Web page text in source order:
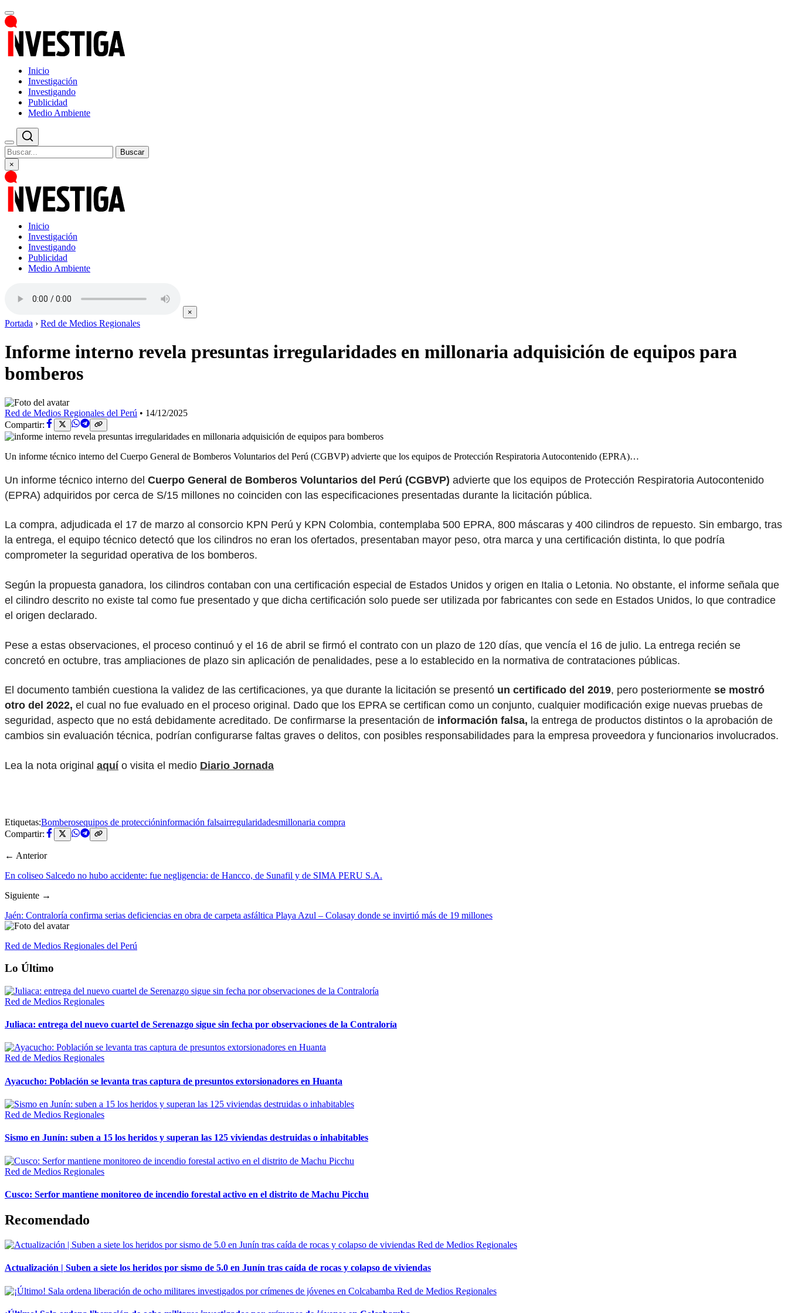
Inicio
Investigación
Investigando
Publicidad
Medio Ambiente
Buscar
×
Inicio
Investigación
Investigando
Publicidad
Medio Ambiente
×
Portada › Red de Medios Regionales
Informe interno revela presuntas irregularidades en millonaria adquisición de equipos para
bomberos
Red de Medios Regionales del Perú • 14/12/2025
Compartir:
Un informe técnico interno del Cuerpo General de Bomberos Voluntarios del Perú (CGBVP) advierte que los equipos de Protección Respiratoria Autocontenido (EPRA)…
Un informe técnico interno del Cuerpo General de Bomberos Voluntarios del Perú (CGBVP) advierte que los equipos de Protección Respiratoria Autocontenido
(EPRA) adquiridos por cerca de S/15 millones no coinciden con las especificaciones presentadas durante la licitación pública.
La compra, adjudicada el 17 de marzo al consorcio KPN Perú y KPN Colombia, contemplaba 500 EPRA, 800 máscaras y 400 cilindros de repuesto. Sin embargo, tras
la entrega, el equipo técnico detectó que los cilindros no eran los ofertados, presentaban mayor peso, otra marca y una certificación distinta, lo que podría
comprometer la seguridad operativa de los bomberos.
Según la propuesta ganadora, los cilindros contaban con una certificación especial de Estados Unidos y origen en Italia o Letonia. No obstante, el informe señala que
el cilindro descrito no existe tal como fue presentado y que dicha certificación solo puede ser utilizada por fabricantes con sede en Estados Unidos, lo que contradice
el origen declarado.
Pese a estas observaciones, el proceso continuó y el 16 de abril se firmó el contrato con un plazo de 120 días, que vencía el 16 de julio. La entrega recién se
concretó en octubre, tras ampliaciones de plazo sin aplicación de penalidades, pese a lo establecido en la normativa de contrataciones públicas.
El documento también cuestiona la validez de las certificaciones, ya que durante la licitación se presentó un certificado del 2019, pero posteriormente se mostró
otro del 2022, el cual no fue evaluado en el proceso original. Dado que los EPRA se certifican como un conjunto, cualquier modificación exige nuevas pruebas de
seguridad, aspecto que no está debidamente acreditado. De confirmarse la presentación de información falsa, la entrega de productos distintos o la aprobación de
cambios sin evaluación técnica, podrían configurarse faltas graves o delitos, con posibles responsabilidades para la empresa proveedora y funcionarios involucrados.
Lea la nota original aquío visita el medio Diario Jornada
Etiquetas:Bomberosequipos de proteccióninformación falsairregularidadesmillonaria compra
Compartir:
← Anterior
En coliseo Salcedo no hubo accidente: fue negligencia: de Hancco, de Sunafil y de SIMA PERU S.A.
Siguiente →
Jaén: Contraloría confirma serias deficiencias en obra de carpeta asfáltica Playa Azul – Colasay donde se invirtió más de 19 millones
Red de Medios Regionales del Perú
Lo Último
Red de Medios Regionales
Juliaca: entrega del nuevo cuartel de Serenazgo sigue sin fecha por observaciones de la Contraloría
Red de Medios Regionales
Ayacucho: Población se levanta tras captura de presuntos extorsionadores en Huanta
Red de Medios Regionales
Sismo en Junín: suben a 15 los heridos y superan las 125 viviendas destruidas o inhabitables
Red de Medios Regionales
Cusco: Serfor mantiene monitoreo de incendio forestal activo en el distrito de Machu Picchu
Recomendado
Red de Medios Regionales
Actualización | Suben a siete los heridos por sismo de 5.0 en Junín tras caída de rocas y colapso de viviendas
Red de Medios Regionales